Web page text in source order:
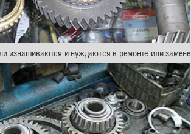
изнашиваются и нуждаются в ремонте или замене.